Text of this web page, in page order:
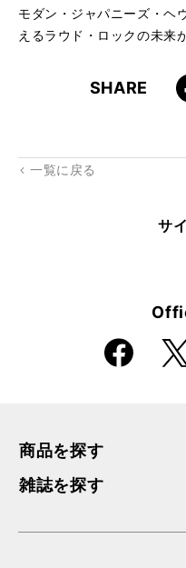
モダン・ジャパニーズ・ヘ
えるラウド・ロックの未来
SHARE
k
一覧に戻る
サ
Faceboo
k
X
商品を探す
雑誌を探す